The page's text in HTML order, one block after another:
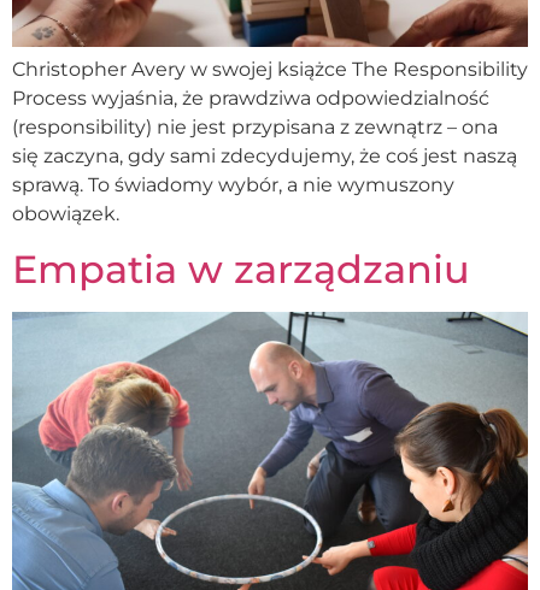
Christopher Avery w swojej książce The Responsibility
Process wyjaśnia, że prawdziwa odpowiedzialność
(responsibility) nie jest przypisana z zewnątrz – ona
się zaczyna, gdy sami zdecydujemy, że coś jest naszą
sprawą. To świadomy wybór, a nie wymuszony
obowiązek.
Empatia w zarządzaniu